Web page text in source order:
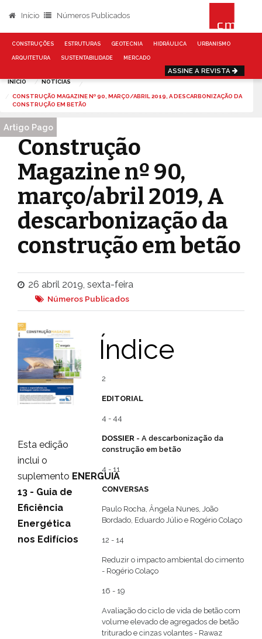
Início Números Publicados
CONSTRUÇÕES ESTRUTURAS GEOTECNIA HIDRÁULICA URBANISMO
ARQUITETURA SUSTENTABILIDADE MERCADO
ASSINE A REVISTA
INÍCIO NOTÍCIAS
CONSTRUÇÃO MAGAZINE Nº 90, MARÇO/ABRIL 2019, A DESCARBONIZAÇÃO DA
CONSTRUÇÃO EM BETÃO
Construção
Magazine nº 90,
março/abril 2019, A
descarbonização da
construção em betão
Artigo Pago
26 abril 2019, sexta-feira
Números Publicados
Esta edição
inclui o
suplemento ENERGUIA
13 - Guia de
Eficiência
Energética
nos Edifícios
Índice
2
EDITORIAL
4 - 44
DOSSIER - A descarbonização da
construção em betão
4 - 11
CONVERSAS
Paulo Rocha, Ângela Nunes, João
Bordado, Eduardo Júlio e Rogério Colaço
12 - 14
Reduzir o impacto ambiental do cimento
- Rogério Colaço
16 - 19
Avaliação do ciclo de vida de betão com
volume elevado de agregados de betão
triturado e cinzas volantes - Rawaz